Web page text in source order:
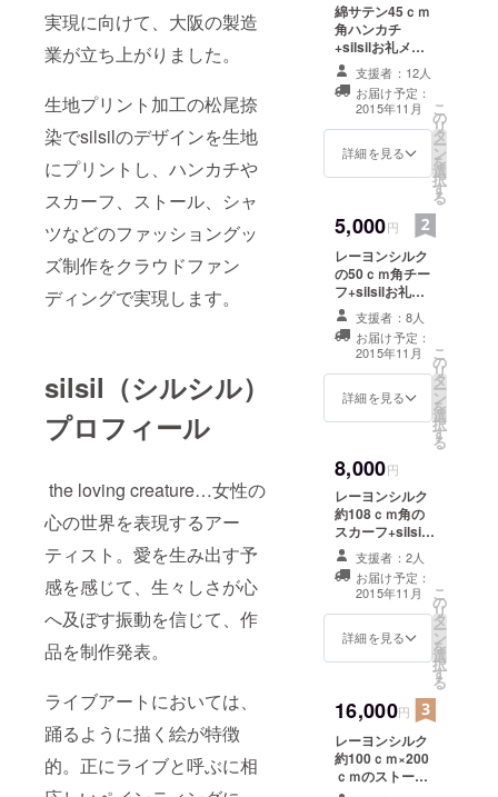
実現に向けて、大阪の製造
業が立ち上がりました。
生地プリント加工の松尾捺
染でsilsilのデザインを生地
にプリントし、ハンカチや
スカーフ、ストール、シャ
ツなどのファッショングッ
ズ制作をクラウドファン
ディングで実現します。
silsil（シルシル）
プロフィール
the loving creature…女性の
心の世界を表現するアー
ティスト。愛を生み出す予
感を感じて、生々しさが心
へ及ぼす振動を信じて、作
品を制作発表。
ライブアートにおいては、
踊るように描く絵が特徴
的。正にライブと呼ぶに相
綿サテン45ｃｍ
角ハンカチ
+silsilお礼メッ
セージカード
支援者：12人
お届け予定：
2015年11月
詳細を見る
こ
の
リ
タ
ー
ン
を
選
択
す
る
5,000円
レーヨンシルク
の50ｃｍ角チー
フ+silsilお礼
メッセージカー
ド 支援者：8人
お届け予定：
2015年11月
詳細を見る
こ
の
リ
タ
ー
ン
を
選
択
す
る
8,000円
レーヨンシルク
約108ｃｍ角の
スカーフ+silsil
お礼メッセージ
カード支援者：2人
お届け予定：
2015年11月
詳細を見る
こ
の
リ
タ
ー
ン
を
選
択
す
る
16,000円
レーヨンシルク
約100ｃｍ×200
ｃｍのストール